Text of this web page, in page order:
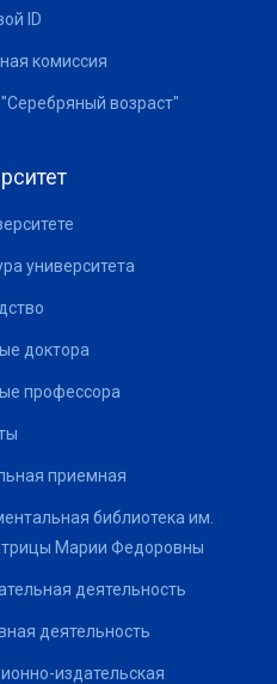
ID
комиссия
возраст"
университета
доктора
профессора
приемная
библиотека им.
Марии Федоровны
деятельность
деятельность
издательская